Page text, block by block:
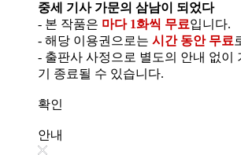
중세 기사 가문의 삼남이 되었다
- 본 작품은 마다 1화씩 무료입니다.
- 해당 이용권으로는 시간 동안 무료
- 출판사 사정으로 별도의 안내 없이
기 종료될 수 있습니다.
확인
안내